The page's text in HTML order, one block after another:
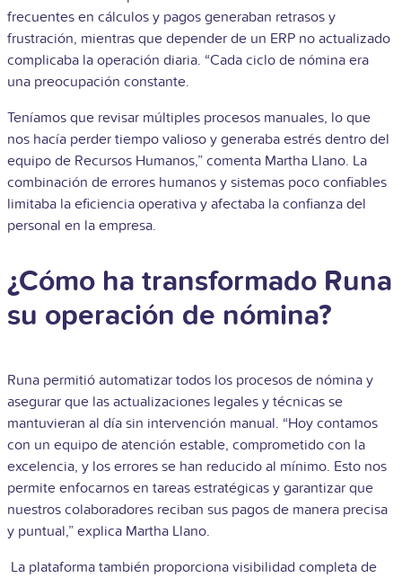
frecuentes en cálculos y pagos generaban retrasos y
frustración, mientras que depender de un ERP no actualizado
complicaba la operación diaria. “Cada ciclo de nómina era
una preocupación constante.
Teníamos que revisar múltiples procesos manuales, lo que
nos hacía perder tiempo valioso y generaba estrés dentro del
equipo de Recursos Humanos,” comenta Martha Llano. La
combinación de errores humanos y sistemas poco confiables
limitaba la eficiencia operativa y afectaba la confianza del
personal en la empresa.
¿Cómo ha transformado Runa
su operación de nómina?
Runa permitió automatizar todos los procesos de nómina y
asegurar que las actualizaciones legales y técnicas se
mantuvieran al día sin intervención manual. “Hoy contamos
con un equipo de atención estable, comprometido con la
excelencia, y los errores se han reducido al mínimo. Esto nos
permite enfocarnos en tareas estratégicas y garantizar que
nuestros colaboradores reciban sus pagos de manera precisa
y puntual,” explica Martha Llano.
La plataforma también proporciona visibilidad completa de